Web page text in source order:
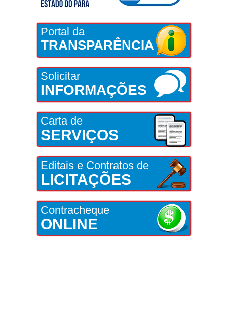
Portal da
TRANSPARÊNCIA
Solicitar
INFORMAÇÕES
Carta de
SERVIÇOS
Editais e Contratos de
LICITAÇÕES
Contracheque
ONLINE